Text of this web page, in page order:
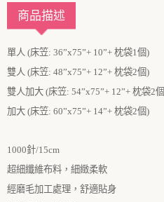
商品描述
單人 (床笠: 36”x75”+ 10”+ 枕袋1個)
雙人 (床笠: 48”x75”+ 12”+ 枕袋2個)
雙人加大 (床笠: 54”x75”+ 12”+ 枕袋2個
加大 (床笠: 60”x75”+ 14”+ 枕袋2個)
1000針/15cm
超細纖維布料，細緻柔軟
經磨毛加工處理，舒適貼身